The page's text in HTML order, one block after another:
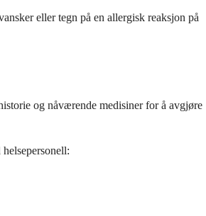
eller tegn på en allergisk reaksjon på
og nåværende medisiner for å avgjøre